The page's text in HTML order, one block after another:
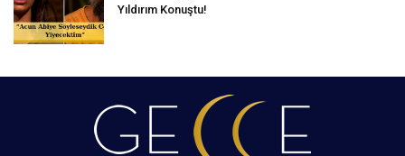
Yıldırım Konuştu!